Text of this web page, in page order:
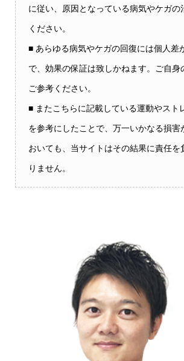
に従い、原因となっている病気やケガの
ください。
■ あらゆる病気やケガの回復には個人差
で、効果の保証は致しかねます。ご自身
ご参考ください。
■ またこちらに記載している運動やスト
を参考にしたことで、万一いかなる損害
おいても、当サイトはその結果に責任を
りません。